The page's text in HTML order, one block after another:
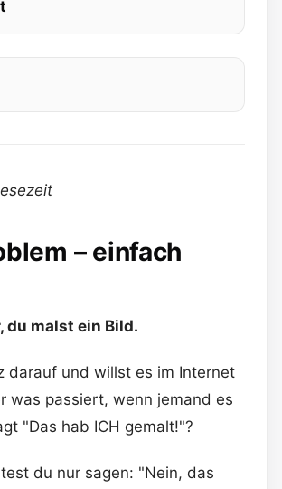
– einfach
du malst ein Bild.
darauf und willst es im Internet
was passiert, wenn jemand es
"Das hab ICH gemalt!"?
du nur sagen: "Nein, das